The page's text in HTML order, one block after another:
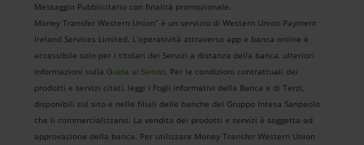
Messaggio Pubblicitario con finalità promozionale.
Money Transfer Western Union” è un servizio di Western Union Payment
Ireland Services Limited. L’operatività attraverso app e banca online è
accessibile solo per i titolari dei Servizi a distanza della banca, ulteriori
informazioni sullaGuida ai Servizi. Per le condizioni contrattuali dei
prodotti e servizi citati, leggi i Fogli Informativi della Banca e di Terzi,
disponibili sul sito e nelle filiali delle banche del Gruppo Intesa Sanpaolo
che li commercializzano. La vendita dei prodotti e servizi è soggetta ad
approvazione della banca. Per utilizzare Money Transfer Western Union